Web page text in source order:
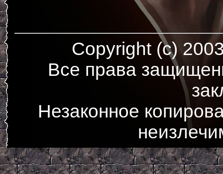
Copyright (c)
Все права
Незаконное